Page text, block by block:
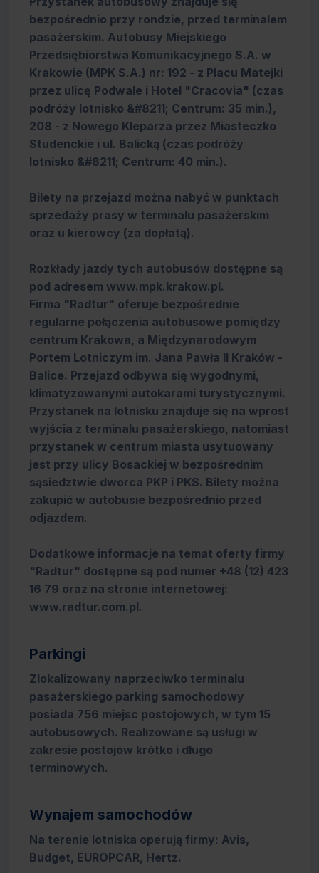
bezpośrednio przy rondzie, przed terminalem
pasażerskim. Autobusy Miejskiego
Przedsiębiorstwa Komunikacyjnego S.A. w
Krakowie (MPK S.A.) nr: 192 - z Placu Matejki
przez ulicę Podwale i Hotel "Cracovia" (czas
podróży lotnisko &#8211; Centrum: 35 min.),
208 - z Nowego Kleparza przez Miasteczko
Studenckie i ul. Balicką (czas podróży
lotnisko &#8211; Centrum: 40 min.).
Bilety na przejazd można nabyć w punktach
sprzedaży prasy w terminalu pasażerskim
oraz u kierowcy (za dopłatą).
Rozkłady jazdy tych autobusów dostępne są
pod adresem www.mpk.krakow.pl.
Firma "Radtur" oferuje bezpośrednie
regularne połączenia autobusowe pomiędzy
centrum Krakowa, a Międzynarodowym
Portem Lotniczym im. Jana Pawła II Kraków -
Balice. Przejazd odbywa się wygodnymi,
klimatyzowanymi autokarami turystycznymi.
Przystanek na lotnisku znajduje się na wprost
wyjścia z terminalu pasażerskiego, natomiast
przystanek w centrum miasta usytuowany
jest przy ulicy Bosackiej w bezpośrednim
sąsiedztwie dworca PKP i PKS. Bilety można
zakupić w autobusie bezpośrednio przed
odjazdem.
Dodatkowe informacje na temat oferty firmy
"Radtur" dostępne są pod numer +48 (12) 423
16 79 oraz na stronie internetowej:
www.radtur.com.pl.
Parkingi
Zlokalizowany naprzeciwko terminalu
pasażerskiego parking samochodowy
posiada 756 miejsc postojowych, w tym 15
autobusowych. Realizowane są usługi w
zakresie postojów krótko i długo
terminowych.
Wynajem samochodów
Na terenie lotniska operują firmy: Avis,
Budget, EUROPCAR, Hertz.